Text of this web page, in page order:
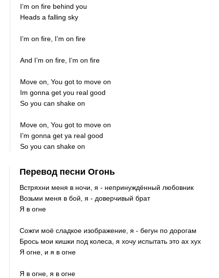
I’m on fire behind you
Heads a falling sky
I’m on fire, I’m on fire
And I’m on fire, I’m on fire
Move on, You got to move on
Im gonna get you real good
So you can shake on
Move on, You got to move on
I’m gonna get ya real good
So you can shake on
Перевод песни Огонь
Встряхни меня в ночи, я - непринуждённый любовник
Возьми меня в бой, я - доверчивый брат
Я в огне
Сожги моё сладкое изображение, я - бегун по дорогам
Брось мои кишки под колеса, я хочу испытать это ах хух
Я огне, и я в огне
Я в огне, я в огне